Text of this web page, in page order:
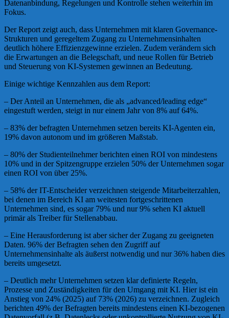
Datenanbindung, Regelungen und Kontrolle stehen weiterhin im
Fokus.
Der Report zeigt auch, dass Unternehmen mit klaren Governance-
Strukturen und geregeltem Zugang zu Unternehmensinhalten
deutlich höhere Effizienzgewinne erzielen. Zudem verändern sich
die Erwartungen an die Belegschaft, und neue Rollen für Betrieb
und Steuerung von KI-Systemen gewinnen an Bedeutung.
Einige wichtige Kennzahlen aus dem Report:
– Der Anteil an Unternehmen, die als „advanced/leading edge“
eingestuft werden, steigt in nur einem Jahr von 8% auf 64%.
– 83% der befragten Unternehmen setzen bereits KI-Agenten ein,
19% davon autonom und im größeren Maßstab.
– 80% der Studienteilnehmer berichten einen ROI von mindestens
10% und in der Spitzengruppe erzielen 50% der Unternehmen sogar
einen ROI von über 25%.
– 58% der IT-Entscheider verzeichnen steigende Mitarbeiterzahlen,
bei denen im Bereich KI am weitesten fortgeschrittenen
Unternehmen sind, es sogar 79% und nur 9% sehen KI aktuell
primär als Treiber für Stellenabbau.
– Eine Herausforderung ist aber sicher der Zugang zu geeigneten
Daten. 96% der Befragten sehen den Zugriff auf
Unternehmensinhalte als äußerst notwendig und nur 36% haben dies
bereits umgesetzt.
– Deutlich mehr Unternehmen setzen klar definierte Regeln,
Prozesse und Zuständigkeiten für den Umgang mit KI. Hier ist ein
Anstieg von 24% (2025) auf 73% (2026) zu verzeichnen. Zugleich
berichten 49% der Befragten bereits mindestens einen KI-bezogenen